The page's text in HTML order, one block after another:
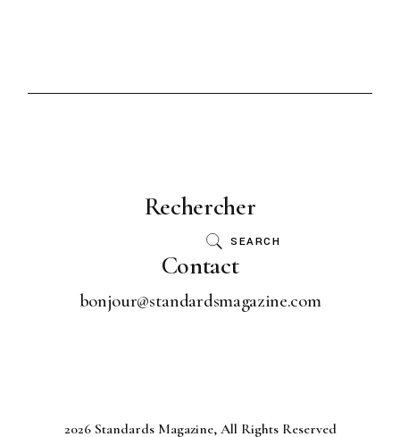
Rechercher
SEARCH
Contact
bonjour@standardsmagazine.com
2026 Standards Magazine, All Rights Reserved